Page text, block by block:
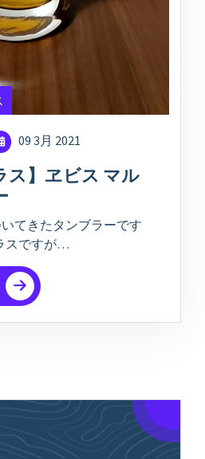
09 3月 2021
ス】ヱビス マル
てきたタンブラーです
スですが…